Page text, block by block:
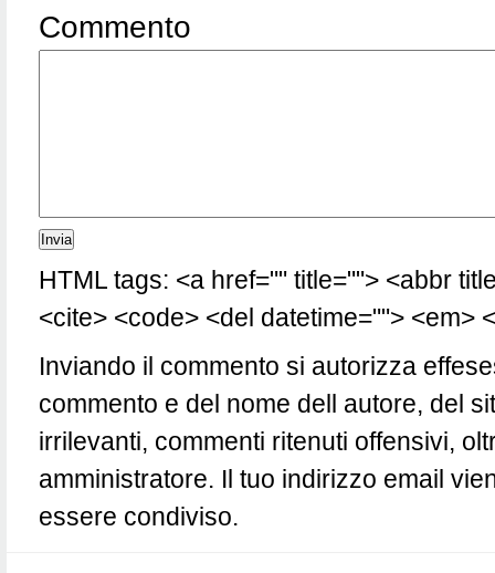
Commento
HTML tags: <a href="" title=""> <abbr
<cite> <code> <del datetime=""> <em>
Inviando il commento si autorizza
commento e del nome dell autore, del
irrilevanti, commenti ritenuti offensivi,
amministratore. Il tuo indirizzo email
essere condiviso.